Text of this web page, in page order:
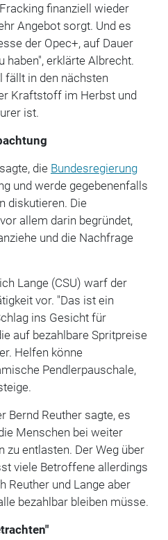
Fracking finanziell wieder
Angebot sorgt. Und es
der Opec+, auf Dauer
haben", erklärte Albrecht.
fällt in den nächsten
Kraftstoff im Herbst und
ist.
die Bundesregierung
und werde gegebenenfalls
diskutieren. Die
allem darin begründet,
und die Nachfrage
Lange (CSU) warf der
vor. "Das ist ein
ins Gesicht für
auf bezahlbare Spritpreise
Helfen könne
Pendlerpauschale,
Bernd Reuther sagte, es
Menschen bei weiter
zu entlasten. Der Weg über
viele Betroffene allerdings
Reuther und Lange aber
bezahlbar bleiben müsse.